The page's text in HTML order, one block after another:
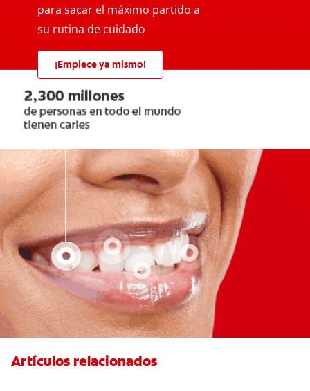
para sacar el máximo partido a
su rutina de cuidado
¡Empiece ya mismo!
Artículos relacionados